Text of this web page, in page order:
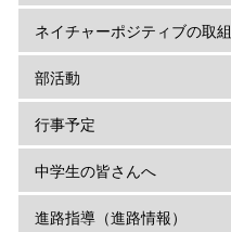
ネイチャーポジティブの取組
部活動
行事予定
中学生の皆さんへ
進路指導（進路情報）